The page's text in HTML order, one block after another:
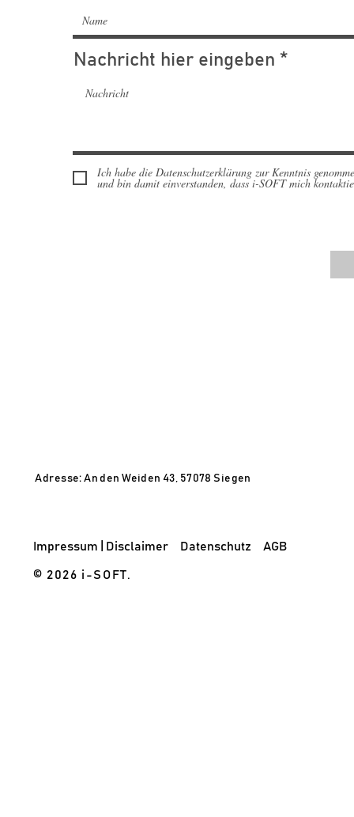
Nachricht hier eingeben
Ich habe die Datenschutzerklärung zur Kenntnis
und bin damit einverstanden, dass i-SOFT mich
Adresse: An den Weiden 43, 57078 Siegen
Impressum | Disclaimer Datenschutz AGB
© 2026 i-SOFT.